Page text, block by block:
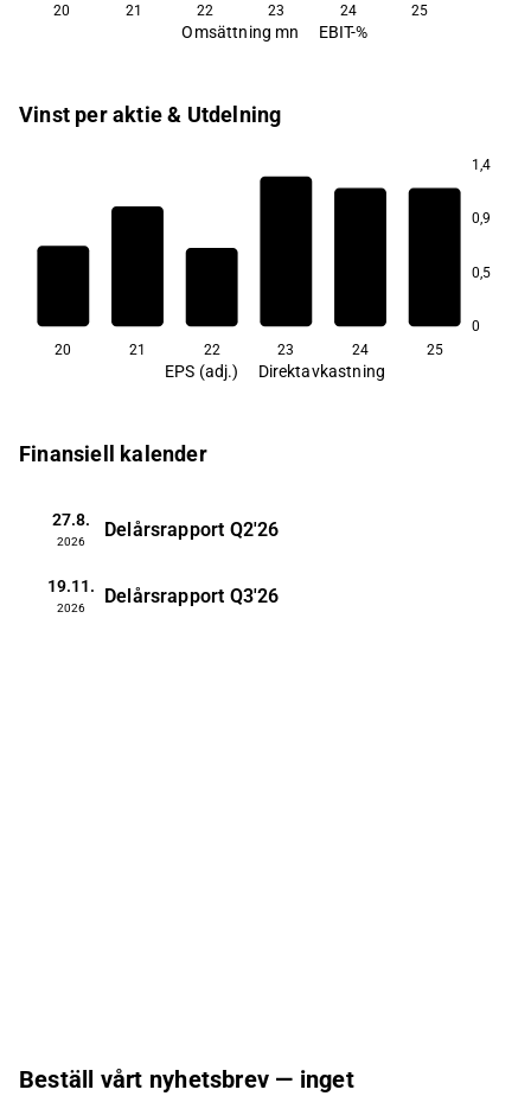
20 21 22 23 24 25
Omsättning mn EBIT-%
Vinst per aktie & Utdelning
1,4
0,9
0,5
0
20 21 22 23 24 25
EPS (adj.) Direktavkastning
Finansiell kalender
27.8.
2026
Delårsrapport Q2'26
19.11.
2026
Delårsrapport Q3'26
Beställ vårt nyhetsbrev — inget